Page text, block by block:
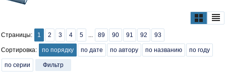
Страницы: 1 2 3 4 5 ... 89 90 91 92 93
Сортировка: по порядку по дате по автору по названию по году
по серии Фильтр